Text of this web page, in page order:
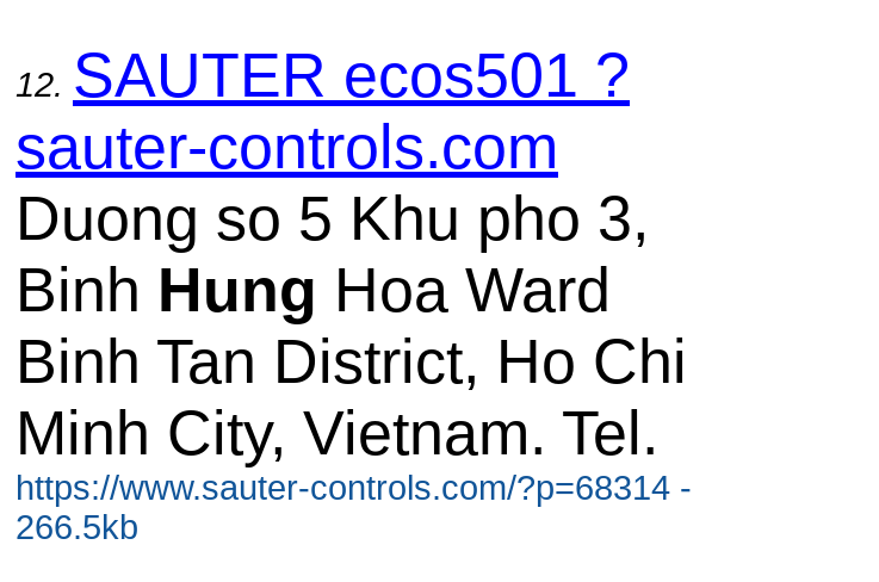
12. SAUTER ecos501 ?
sauter-controls.com
Duong so 5 Khu pho 3,
Binh Hung Hoa Ward
Binh Tan District, Ho Chi
Minh City, Vietnam. Tel.
https://www.sauter-controls.com/?p=68314 -
266.5kb